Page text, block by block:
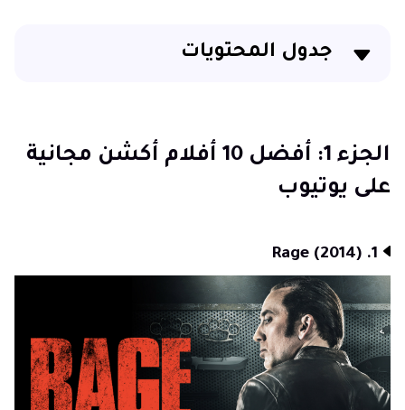
جدول المحتويات
الأسئلة الشائعة حول أفلام الأكشن المجانية على اليوتيوب
الجزء 1: أفضل 10 أفلام أكشن مجانية
على يوتيوب
1. Rage (2014)